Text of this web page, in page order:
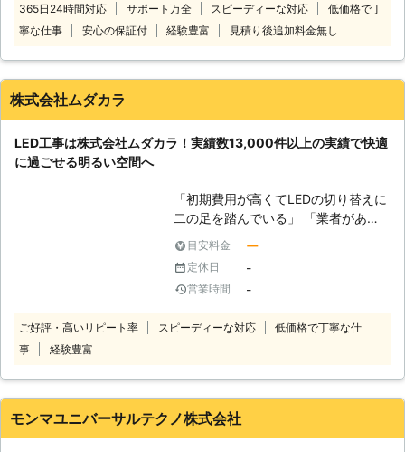
でも、学校や24時間稼働の工場等は
導入されていないことがございます。
「水銀に関する水俣条約」以降、各電
め、現在は過去に製造した製品在庫が
流通するのみとなっています。 体育
館施設や工場管理者の方々にとって
は、多額の施工費用の捻出にお困りだ
事に特化した私どもSME株式会社にご
年9月和歌山県の知事認定を頂き、
掲載頂くことができました。 【当社
工法の特徴】 ①従来のLED工事の工
365日24時間対応 サポート万全 スピーディーな対応
低価格で丁
寧な仕事
安心の保証付 経験豊富 見積り後追加料金無し
株式会社ムダカラ
LED工事は株式会社ムダカラ！実績数13,000件以上の実績で快適
に過ごせる明るい空間へ
「初期費用が高くてLEDの切り替えに
二の足を踏んでいる」 「業者があり
すぎてどこを選んだらいいかわからな
い…」 「LEDがすぐに切れたらどうし
よう…。無料で交換してくれる保証が
あると嬉しい」 上記のようなLEDに
ムダカラにお任せください。弊社は全
工事のご依頼をいただける理由があり
ます。 ●13,000件以上の施工実績に
目安料金 ー
定休日 -
営業時間 -
ご好評・高いリピート率 スピーディーな対応
低価格で丁寧な仕
事
経験豊富
モンマユニバーサルテクノ株式会社